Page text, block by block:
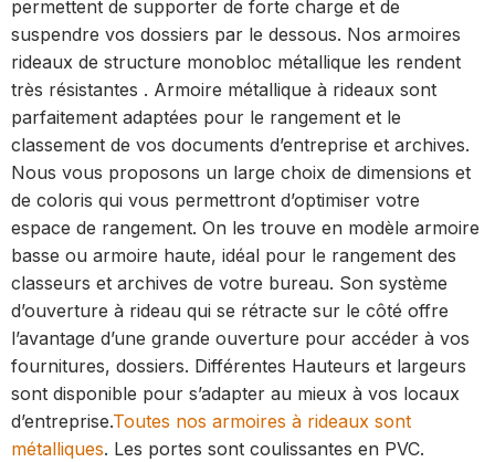
permettent de supporter de forte charge et de
suspendre vos dossiers par le dessous. Nos armoires
rideaux de structure monobloc métallique les rendent
très résistantes . Armoire métallique à rideaux sont
parfaitement adaptées pour le rangement et le
classement de vos documents d’entreprise et archives.
Nous vous proposons un large choix de dimensions et
de coloris qui vous permettront d’optimiser votre
espace de rangement. On les trouve en modèle armoire
basse ou armoire haute, idéal pour le rangement des
classeurs et archives de votre bureau. Son système
d’ouverture à rideau qui se rétracte sur le côté offre
l’avantage d’une grande ouverture pour accéder à vos
fournitures, dossiers. Différentes Hauteurs et largeurs
sont disponible pour s’adapter au mieux à vos locaux
d’entreprise.Toutes nos armoires à rideaux sont
métalliques. Les portes sont coulissantes en PVC.